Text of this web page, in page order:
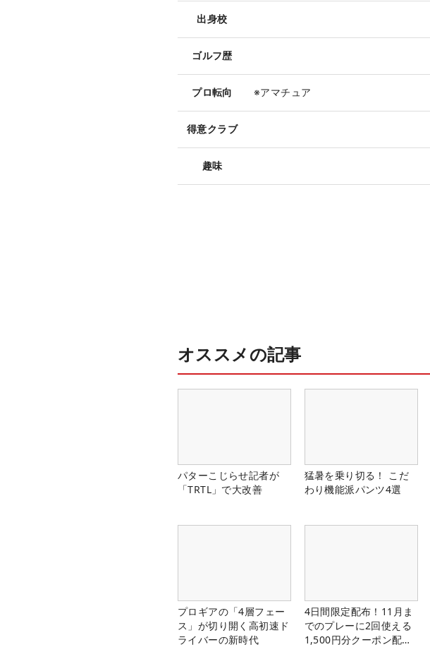
出身校
ゴルフ歴
プロ転向 ※アマチュア
得意クラブ
趣味
オススメの記事
パターこじらせ記者が
「TRTL」で大改善
猛暑を乗り切る！ こだ
わり機能派パンツ4選
プロギアの「4層フェー
ス」が切り開く高初速ド
ライバーの新時代
4日間限定配布！11月ま
でのプレーに2回使える
1,500円分クーポン配布